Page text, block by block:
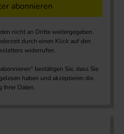
abonnieren
nicht an Dritte weitergegeben.
durch einen Klick auf den
widerrufen.
bestätigen Sie, dass Sie
haben und akzeptieren die
Ihrer Daten.